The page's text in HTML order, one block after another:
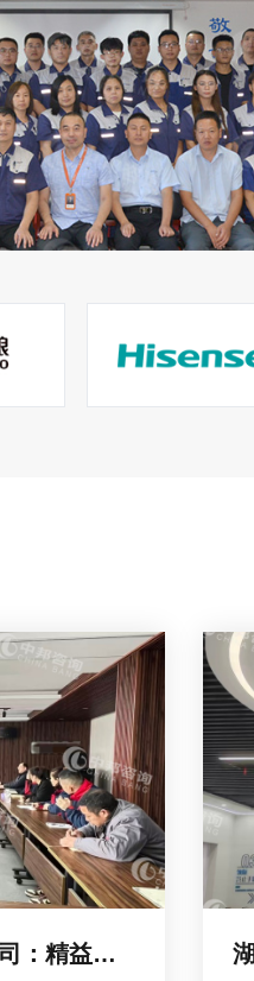
江苏XX安全防护用品有限公司：精益生产管理启动会